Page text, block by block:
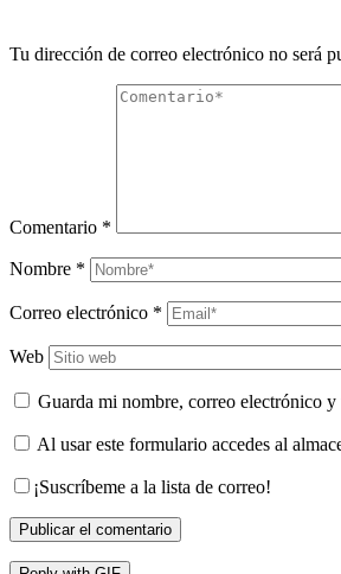
Tu dirección de correo electrónico no será
Comentario *
Nombre *
Correo electrónico *
Web
Guarda mi nombre, correo electrónico
Al usar este formulario accedes al
¡Suscríbeme a la lista de correo!
Publicar el comentario